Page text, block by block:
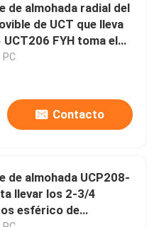
de almohada radial del
de UCT que lleva
UCT206 FYH toma el
cojinete
PC
Contacto
de almohada UCP208-
llevar los 2-3/4
esférico de